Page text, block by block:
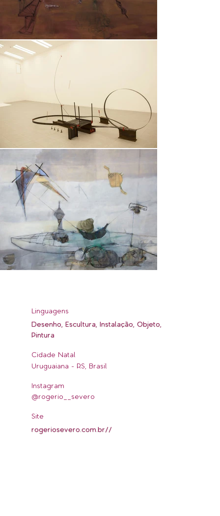
Linguagens
Desenho, Escultura, Instalação, Objeto,
Pintura
Cidade Natal
Uruguaiana - RS, Brasil
Instagram
@rogerio__severo
Site
rogeriosevero.com.br//